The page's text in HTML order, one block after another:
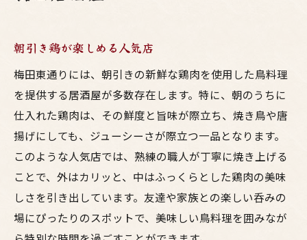
朝引き鶏が楽しめる人気店
梅田東通りには、朝引きの新鮮な鶏肉を使用した鳥料理
を提供する居酒屋が多数存在します。特に、朝のうちに
仕入れた鶏肉は、その鮮度と旨味が際立ち、焼き鳥や唐
揚げにしても、ジューシーさが際立つ一品となります。
このような人気店では、熟練の職人が丁寧に焼き上げる
ことで、外はカリッと、中はふっくらとした鶏肉の美味
しさを引き出しています。友達や家族との楽しい呑みの
場にぴったりのスポットで、美味しい鳥料理を囲みなが